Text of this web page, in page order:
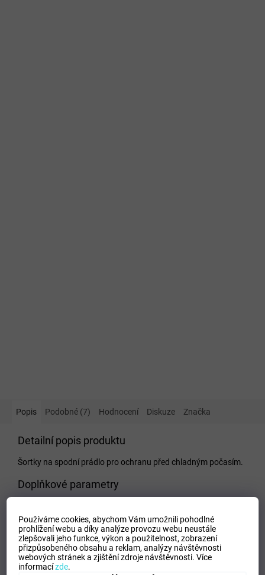
Používáme cookies, abychom Vám umožnili pohodlné
prohlížení webu a díky analýze provozu webu neustále
zlepšovali jeho funkce, výkon a použitelnost,zobrazení
přizpůsobeného obsahu a reklam, analýzy návštěvnosti
webových stránek a zjištění zdroje návštěvnosti.Více
informacízde.
Popis Podobné (7) Hodnocení Diskuze Značka
Detailní popis produktu
Šortky na spodní prádlo pro ochranu před chladným počasím.
Doplňkové parametry
EAN:
Zvolte variantu
Tipo Mdelo:
T
Composicion:
82%polyamid - 18%elastan
Modelo: 900477.900